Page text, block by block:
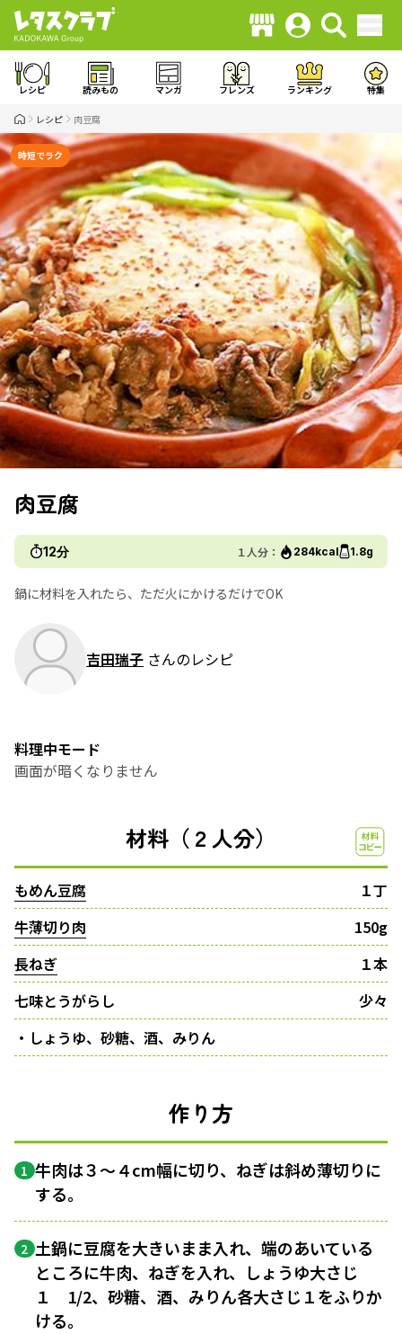
レシピ 読みもの マンガ フレンズ ランキング 特集
レシピ 肉豆腐
時短でラク
肉豆腐
12分 １人分： 284kcal 1.8g
鍋に材料を入れたら、ただ火にかけるだけでOK
吉田瑞子 さんのレシピ
料理中モード
画面が暗くなりません
材料（２人分）
もめん豆腐
１丁
牛薄切り肉
150g
長ねぎ
１本
七味とうがらし
少々
・しょうゆ、砂糖、酒、みりん
作り方
1 牛肉は３〜４cm幅に切り、ねぎは斜め薄切りに
する。
2 土鍋に豆腐を大きいまま入れ、端のあいている
ところに牛肉、ねぎを入れ、しょうゆ大さじ
１ 1/2、砂糖、酒、みりん各大さじ１をふりか
ける。